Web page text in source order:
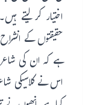
اختیار کر لیتے
حقیقتوں کے
ہے کہ ان کی
اس نے کلاسیکی